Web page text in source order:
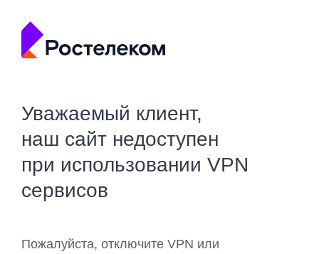
Уважаемый клиент,
наш сайт недоступен
при использовании VPN
сервисов
Пожалуйста, отключите VPN или